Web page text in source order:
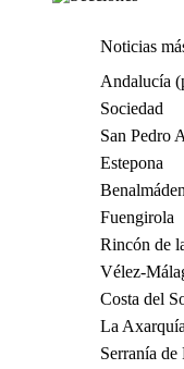
Noticias
Andalucía
Sociedad
San Pedro
Estepona
Fuengirola
Rincón de
Vélez-
Costa del
La Axarquía
Serranía de